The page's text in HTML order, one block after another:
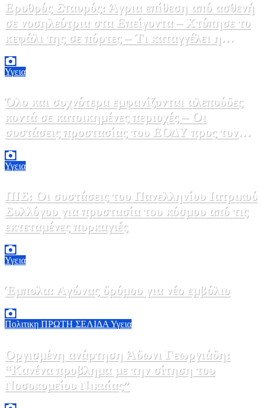
Ερυθρός Σταυρός: Άγρια επίθεση από ασθενή
σε νοσηλεύτρια στα Επείγοντα – Χτύπησε το
κεφάλι της σε πόρτες – Τι καταγγέλει η
ΠΟΕΔΗΝ
Υγεια
Όλο και συχνότερα εμφανίζονται αλεπούδες
κοντά σε κατοικημένες περιοχές – Οι
συστάσεις προστασίας του ΕΟΔΥ προς τον
κόσμο
Υγεια
ΠΙΣ: Οι συστάσεις του Πανελληνίου Ιατρικού
Συλλόγου για προστασία του κόσμου από τις
εκτεταμένες πυρκαγιές
Υγεια
Έμπολα: Αγώνας δρόμου για νέο εμβόλιο
Πολιτικη ΠΡΩΤΗ ΣΕΛΙΔΑΥγεια
Οργισμένη ανάρτηση Άδωνι Γεωργιάδη:
“Κανένα προβλημα με την σίτηση του
Νοσοκομείου Νικαίας”